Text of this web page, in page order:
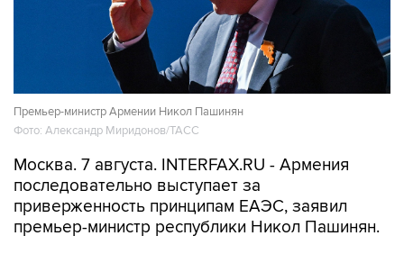
Премьер-министр Армении Никол Пашинян
Фото: Александр Миридонов/ТАСС
Москва. 7 августа. INTERFAX.RU - Армения
последовательно выступает за
приверженность принципам ЕАЭС, заявил
премьер-министр республики Никол Пашинян.